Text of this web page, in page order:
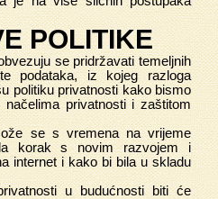
POLITIKE
se pridržavati temeljnih
podataka, iz kojeg razloga
politiku privatnosti kako bismo
privatnosti i zaštitom
se s vremena na vrijeme
korak s novim razvojem i
internet i kako bi bila u skladu
u budućnosti biti će